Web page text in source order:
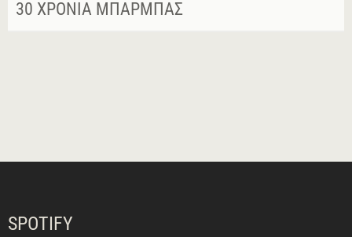
30 ΧΡΌΝΙΑ ΜΠΆΡΜΠΑΣ
SPOTIFY